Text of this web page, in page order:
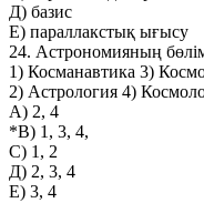
Д) базис
Е) параллакстық ығысу
24. Астрономияның
1) Косманавтика 3)
2) Астрология 4)
А) 2, 4
*В) 1, 3, 4,
С) 1, 2
Д) 2, 3, 4
Е) 3, 4